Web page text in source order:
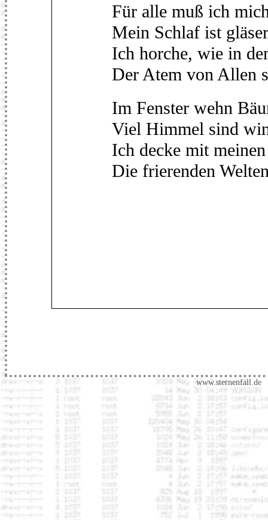
Für alle muß ich
Mein Schlaf ist
Ich horche, wie in
Der Atem von Allen
Im Fenster wehn
Viel Himmel sind
Ich decke mit
Die frierenden
www.sternenfall.de